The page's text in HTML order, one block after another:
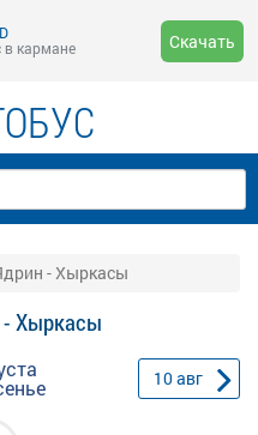
в кармане
Скачать
- Хыркасы
- Хыркасы
10авг